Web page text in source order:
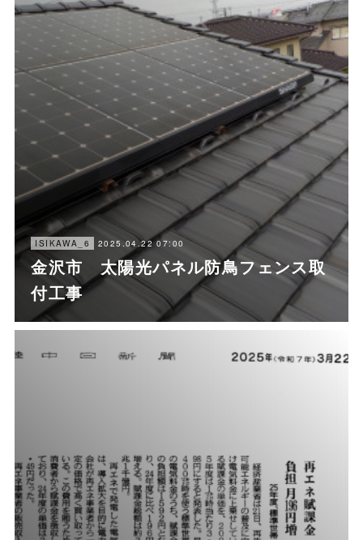
ISIKAWA_6 2025.04.22 07:00
金沢市 太陽光パネル防鳥フェンス取
付工事